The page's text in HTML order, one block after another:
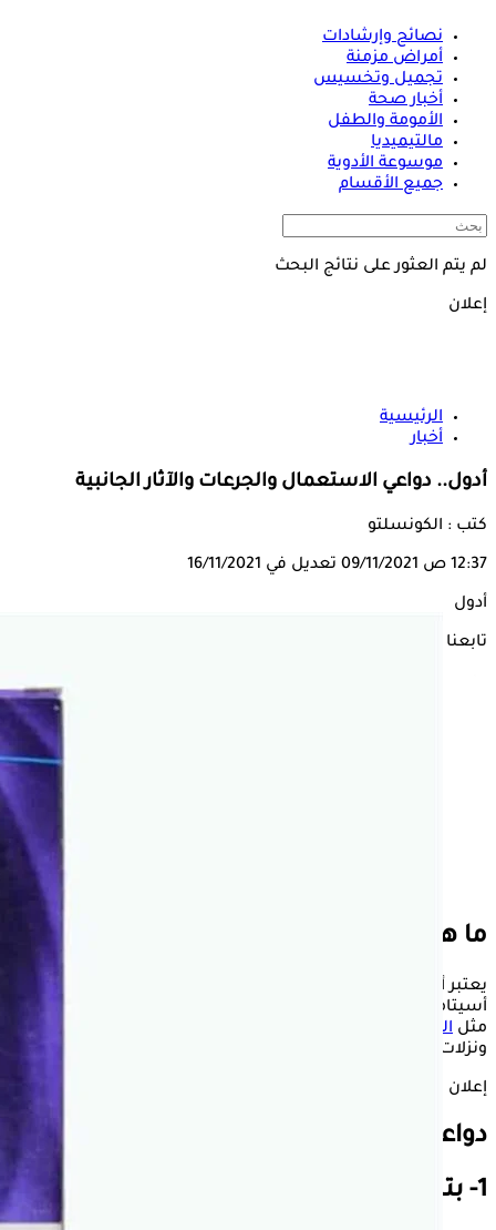
نصائح وإرشادات
أمراض مزمنة
تجميل وتخسيس
أخبار صحة
الأمومة والطفل
مالتيميديا
موسوعة الأدوية
جميع الأقسام
لم يتم العثور على نتائج البحث
إعلان
الرئيسية
أخبار
أدول.. دواعي الاستعمال والجرعات والآثار الجانبية
كتب : الكونسلتو
12:37 ص 09/11/2021 تعديل في 16/11/2021
أدول
تابعنا على
ما هو
يعتبر أدول
أسيتامينوفين- من الأدوية الفعالة في علاج العديد من الحالات،
مثل الصداع
ونزلات البرد.
إعلان
دواعي
1- بتصريح من هيئة الغذاء والدواء الأمريكية